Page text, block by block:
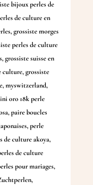
bijoux perles de
de culture en
,grossiste morges
perles de culture
,grossiste suisse en
culture,grossiste
,myswitzerland,
oro 18k perle
,paire boucles
,perle
de culture akoya,
de culture
pour mariages,
,